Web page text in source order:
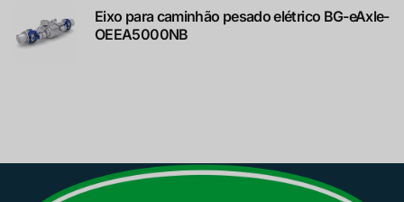
Eixo para caminhão pesado elétrico BG-eAxle-
OEEA5000NB